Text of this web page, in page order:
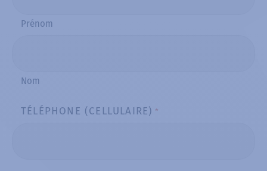
Prénom
Nom
TÉLÉPHONE (CELLULAIRE) *